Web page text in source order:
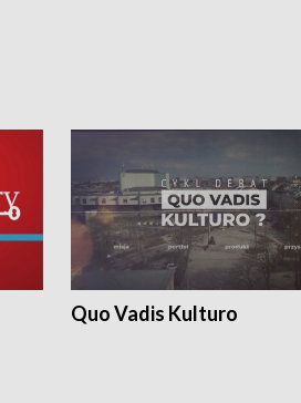
Quo Vadis Kulturo